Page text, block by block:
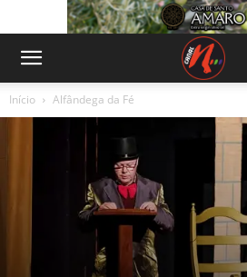
Início Alfândega da Fé